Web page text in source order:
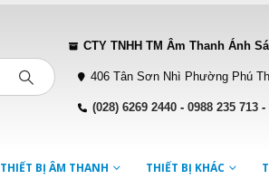
CTY TNHH TM Âm Thanh Ánh
406 Tân Sơn Nhì Phường Phú
(028) 6269 2440 -0988 235 713 -
THIẾT BỊ ÂM THANH THIẾT BỊ KHÁC